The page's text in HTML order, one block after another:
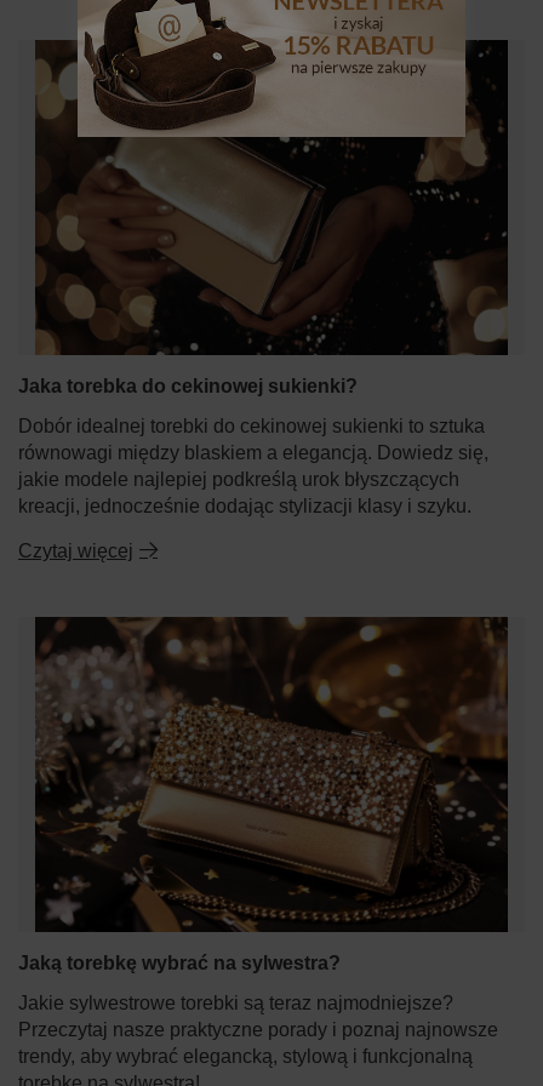
Jaka torebka do cekinowej sukienki?
Dobór idealnej torebki do cekinowej sukienki to sztuka
równowagi między blaskiem a elegancją. Dowiedz się,
jakie modele najlepiej podkreślą urok błyszczących
kreacji, jednocześnie dodając stylizacji klasy i szyku.
Czytaj więcej
Jaką torebkę wybrać na sylwestra?
Jakie sylwestrowe torebki są teraz najmodniejsze?
Przeczytaj nasze praktyczne porady i poznaj najnowsze
trendy, aby wybrać elegancką, stylową i funkcjonalną